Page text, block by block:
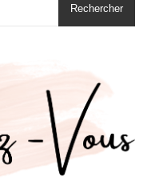
Rechercher